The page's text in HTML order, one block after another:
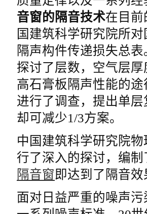
璃来解决
音窗的隔音技术在目
国建筑科学研究院所
隔声构件传递损失总
探讨了层数，空气层
高石膏板隔声性能的
进行了调查，提出单
却可减少1/3方案。
中国建筑科学研究院
行了深入的探讨，编
隔音窗即达到了隔音
面对日益严重的噪声